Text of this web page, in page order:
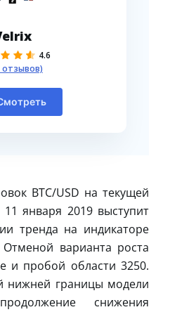
4.6
отзывов)
BTC/USD на текущей
января 2019 выступит
тренда на индикаторе
варианта роста
и пробой области 3250.
нижней границы модели
снижения